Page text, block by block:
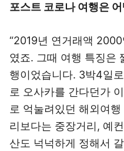
포스트 코로나 여행은
“2019년 연거래액
였죠. 그때 여행 특징은
행이었습니다. 3박4일
로 오사카를 간다던가
로 억눌려있던 해외여
리보다는 중장거리, 예
산도 넉넉하게 정해서